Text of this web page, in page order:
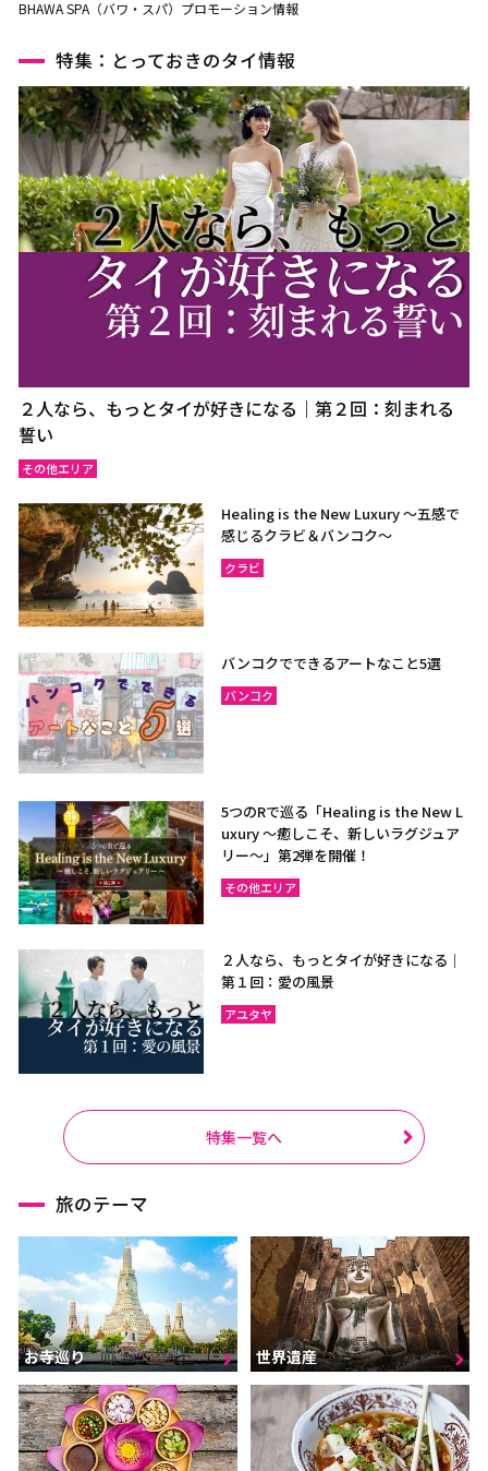
BHAWA SPA（バワ・スパ）プロモーション情報
特集：とっておきのタイ情報
２人なら、もっとタイが好きになる｜第２回：刻まれる
誓い
その他エリア
Healing is the New Luxury ～五感で
感じるクラビ＆バンコク～
クラビ
バンコクでできるアートなこと5選
バンコク
5つのRで巡る「Healing is the New L
uxury ～癒しこそ、新しいラグジュア
リー〜」第2弾を開催！
その他エリア
２人なら、もっとタイが好きになる｜
第１回：愛の風景
アユタヤ
特集一覧へ
旅のテーマ
お寺巡り 世界遺産